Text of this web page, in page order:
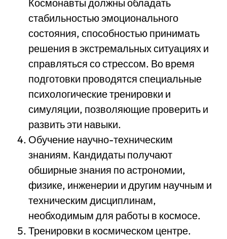
Космонавты должны обладать
стабильностью эмоционального
состояния, способностью принимать
решения в экстремальных ситуациях и
справляться со стрессом. Во время
подготовки проводятся специальные
психологические тренировки и
симуляции, позволяющие проверить и
развить эти навыки.
Обучение научно-техническим
знаниям. Кандидаты получают
обширные знания по астрономии,
физике, инженерии и другим научным и
техническим дисциплинам,
необходимым для работы в космосе.
Тренировки в космическом центре.